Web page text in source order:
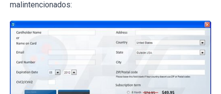
malintencionados: